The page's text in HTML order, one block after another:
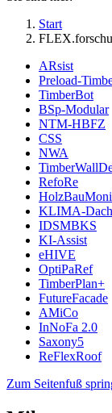
Start
ARsist
Preload-
TimberBot
BSp-Modular
NTM-HBFZ
CSS
NWA
RefoRe
KLIMA-Dach
IDSMBKS
KI-Assist
eHIVE
OptiPaRef
TimberPlan+
FutureFacade
AMiCo
InNoFa 2.0
Saxony5
ReFlexRoof
Zum Seitenfuß